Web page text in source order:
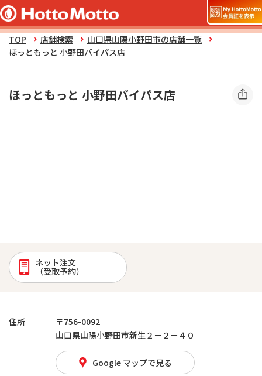
TOP 店舗検索
山口県山陽小野田市の店舗一覧
ほっともっと 小野田バイパス店
ほっともっと 小野田バイパス店
ネット注文
（受取予約）
住所
〒756-0092
山口県山陽小野田市新生２－２－４０
Google マップで見る